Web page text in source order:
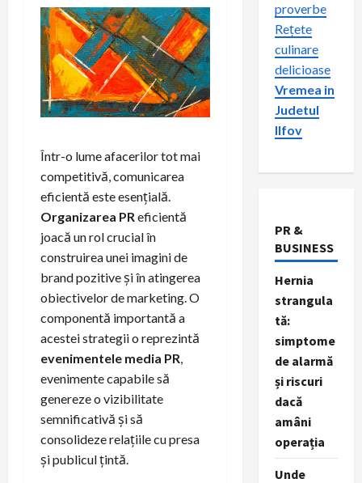
Într-o lume afacerilor tot mai
competitivă, comunicarea
eficientă este esențială.
Organizarea PR eficientă
joacă un rol crucial în
construirea unei imagini de
brand pozitive și în atingerea
obiectivelor de marketing. O
componentă importantă a
acestei strategii o reprezintă
evenimentele media PR
evenimente capabile să
genereze o vizibilitate
semnificativă și să
consolideze relațiile cu presa
și publicul țintă.
proverbe
Rețete
culinare
delicioase
Vremea in
Judetul
Ilfov
PR &
BUSINESS
Hernia
strangula
tă:
simptome
de alarmă
și riscuri
dacă
amâni
operația
Unde